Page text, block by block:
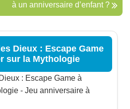
à un anniversaire d’enfant ?
Dieux : Escape Game
sur la Mythologie